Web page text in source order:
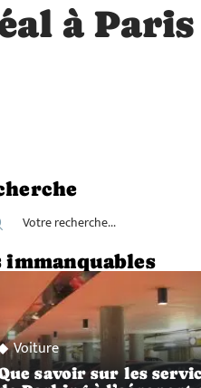
à Paris
immanquables
Voiture
savoir sur les